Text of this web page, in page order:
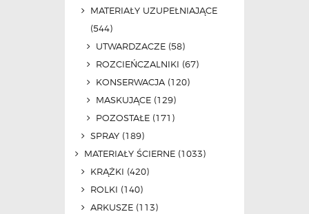
MATERIAŁY UZUPEŁNIAJĄCE
(544)
UTWARDZACZE (58)
ROZCIEŃCZALNIKI (67)
KONSERWACJA (120)
MASKUJĄCE (129)
POZOSTAŁE (171)
SPRAY (189)
MATERIAŁY ŚCIERNE (1033)
KRĄŻKI (420)
ROLKI (140)
ARKUSZE (113)